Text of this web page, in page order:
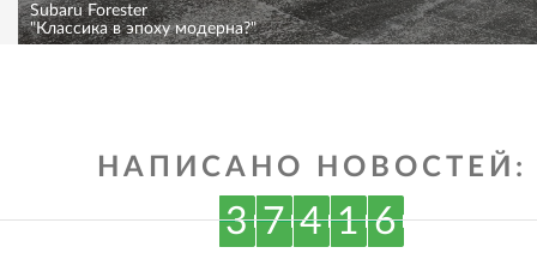
Subaru Forester
"Классика в эпоху модерна?"
НАПИСАНО НОВОСТЕЙ:
3 7 4 1 6